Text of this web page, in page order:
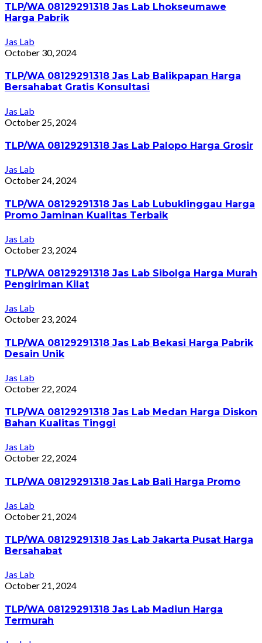
TLP/WA 08129291318 Jas Lab Lhokseumawe
Harga Pabrik
Jas Lab
October 30, 2024
TLP/WA 08129291318 Jas Lab Balikpapan Harga
Bersahabat Gratis Konsultasi
Jas Lab
October 25, 2024
TLP/WA 08129291318 Jas Lab Palopo Harga Grosir
Jas Lab
October 24, 2024
TLP/WA 08129291318 Jas Lab Lubuklinggau Harga
Promo Jaminan Kualitas Terbaik
Jas Lab
October 23, 2024
TLP/WA 08129291318 Jas Lab Sibolga Harga Murah
Pengiriman Kilat
Jas Lab
October 23, 2024
TLP/WA 08129291318 Jas Lab Bekasi Harga Pabrik
Desain Unik
Jas Lab
October 22, 2024
TLP/WA 08129291318 Jas Lab Medan Harga Diskon
Bahan Kualitas Tinggi
Jas Lab
October 22, 2024
TLP/WA 08129291318 Jas Lab Bali Harga Promo
Jas Lab
October 21, 2024
TLP/WA 08129291318 Jas Lab Jakarta Pusat Harga
Bersahabat
Jas Lab
October 21, 2024
TLP/WA 08129291318 Jas Lab Madiun Harga
Termurah